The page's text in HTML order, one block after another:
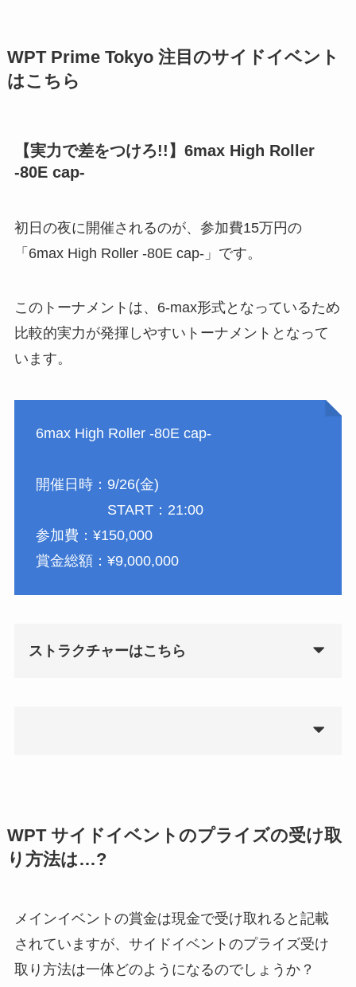
WPT Prime Tokyo 注目のサイドイベント
はこちら
【実力で差をつけろ!!】6max High Roller
-80E cap-
初日の夜に開催されるのが、参加費15万円の
「6max High Roller -80E cap-」です。
このトーナメントは、6-max形式となっているため
比較的実力が発揮しやすいトーナメントとなって
います。
6max High Roller -80E cap-
開催日時：9/26(金)
START：21:00
参加費：¥150,000
賞金総額：¥9,000,000
ストラクチャーはこちら
WPT サイドイベントのプライズの受け取
り方法は…?
メインイベントの賞金は現金で受け取れると記載
されていますが、サイドイベントのプライズ受け
取り方法は一体どのようになるのでしょうか？